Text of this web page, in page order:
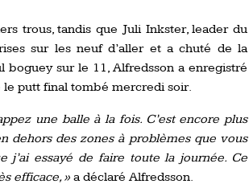
trous, tandis que Juli Inkster, leader du
sur les neuf d’aller et a chuté de la
boguey sur le 11, Alfredsson a enregistré
le putt final tombé mercredi soir.
une balle à la fois. C’est encore plus
dehors des zones à problèmes que vous
j’ai essayé de faire toute la journée. Ce
efficace, » a déclaré Alfredsson.